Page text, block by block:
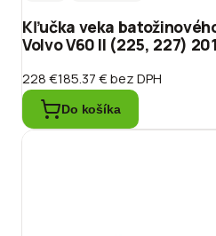
Kľučka veka
Volvo V60 II (225, 227)
228 €185.37 €bez DPH
Do košíka